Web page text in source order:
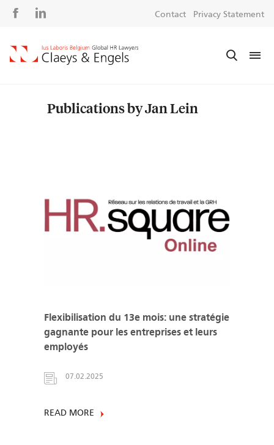
Social
Contact Privacy Statement
Publications by Jan Lein
Flexibilisation du 13e mois: une stratégie
gagnante pour les entreprises et leurs
employés
07.02.2025
READ MORE